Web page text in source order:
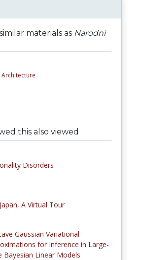
materials as Narodni
Architecture
this also viewed
Disorders
A Virtual Tour
Gaussian Variational
for Inference in Large-
Bayesian Linear Models